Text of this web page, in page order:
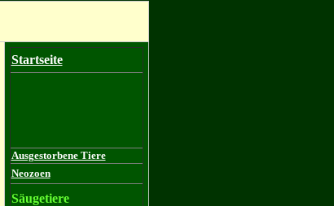
Startseite
Ausgestorbene Tiere
Neozoen
Säugetiere